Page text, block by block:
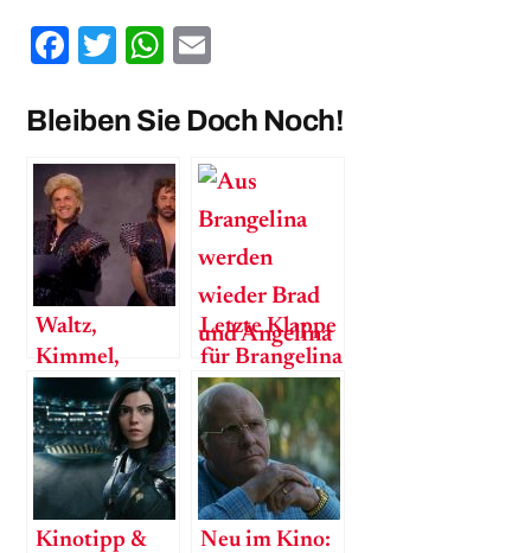
Facebook
TwitterWhatsApp
Bleiben Sie Doch Noch!
Waltz,
Kimmel,
Siegfried und
Roy
Letzte Klappe
für Brangelina
Kinotipp &
Neu im Kino: